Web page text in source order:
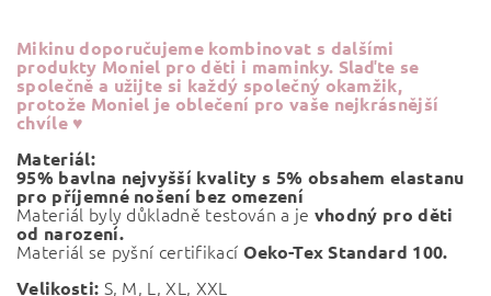
Mikinu doporučujeme kombinovat s dalšími
produkty Moniel pro děti i maminky. Slaďte se
společně a užijte si každý společný okamžik,
protože Moniel je oblečení pro vaše nejkrásnější
chvíle ♥
Materiál:
95% bavlna nejvyšší kvality s 5% obsahem elastanu
pro příjemné nošení bez omezení
Materiál byly důkladně testován a je vhodný pro děti
od narození.
Materiál se pyšní certifikací Oeko-Tex Standard 100.
Velikosti: S, M, L, XL, XXL